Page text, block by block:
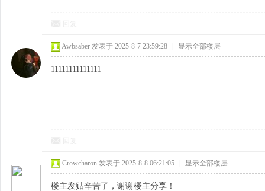
Awbsaber 发表于 2025-8-7 23:59:28 显示全部楼层
11111111111111
Crowcharon 发表于 2025-8-8 06:21:05 显示全部楼层
楼主发贴辛苦了，谢谢楼主分享！